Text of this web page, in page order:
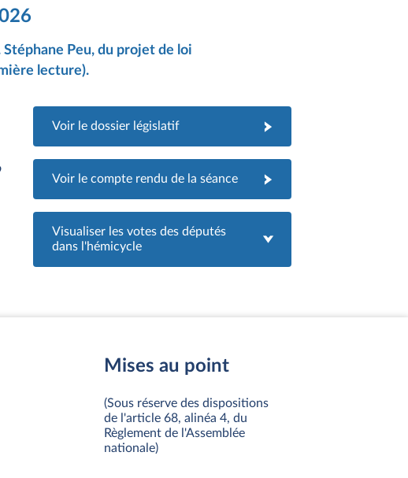
Peu, du projet de loi
lecture).
Voir le dossier législatif
Voir le compte rendu de la séance
Visualiser les votes des députés
dans l'hémicycle
Mises au point
(Sous réserve des dispositions
de l'article 68, alinéa 4, du
Règlement de l'Assemblée
nationale)